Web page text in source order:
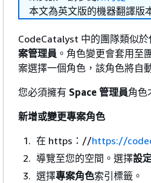
本文為英文版的機器翻譯版
CodeCatalyst 中的團隊類似
案管理員 。角色變更會套用至
案選擇一個角色，該角色將自
您必須擁有 Space 管理員角色
新增或變更專案角色
在 https：//https://
導覽至您的空間。選擇設
選擇專案角色索引標籤。